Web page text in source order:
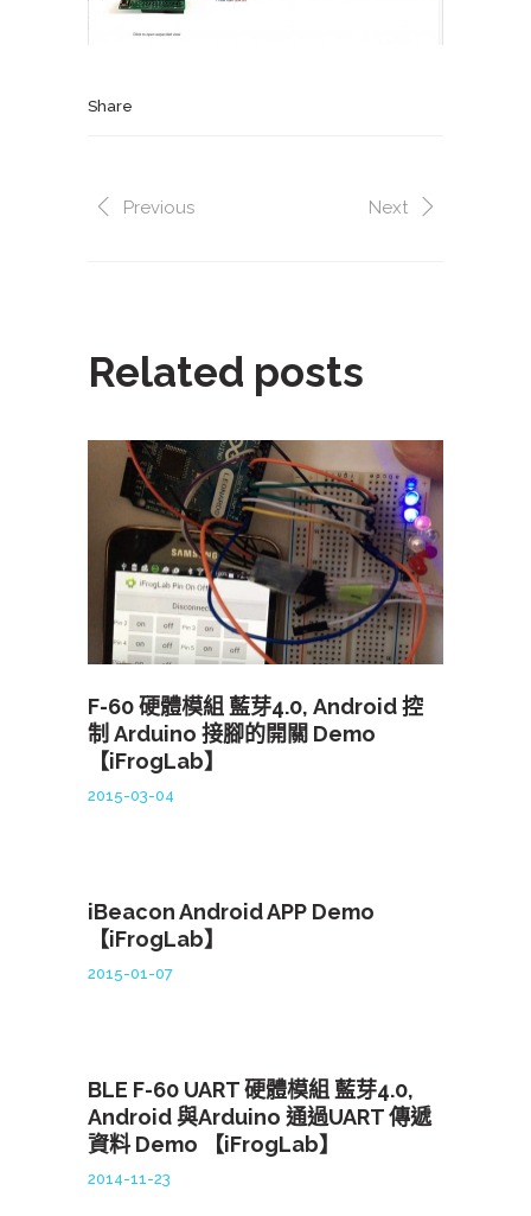
Share
Previous Next
Related posts
F-60 硬體模組 藍芽4.0, Android 控
制 Arduino 接腳的開關 Demo
【iFrogLab】
2015-03-04
iBeacon Android APP Demo
【iFrogLab】
2015-01-07
BLE F-60 UART 硬體模組 藍芽4.0,
Android 與Arduino 通過UART 傳遞
資料 Demo 【iFrogLab】
2014-11-23